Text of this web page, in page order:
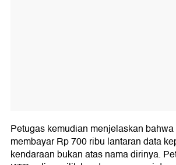
Petugas kemudian menjelaskan
membayar Rp 700 ribu lantaran data
kendaraan bukan atas nama dirinya.